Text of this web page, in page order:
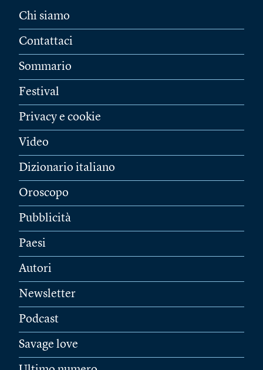
Chi siamo
Contattaci
Sommario
Festival
Privacy e cookie
Video
Dizionario italiano
Oroscopo
Pubblicità
Paesi
Autori
Newsletter
Podcast
Savage love